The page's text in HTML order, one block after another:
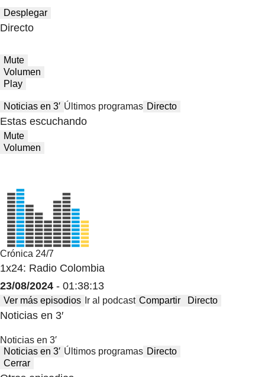
Desplegar
Directo
Mute
Volumen
Play
Noticias en 3′ Últimos programas Directo
Estas escuchando
Mute
Volumen
Crónica 24/7
1x24: Radio Colombia
23/08/2024 - 01:38:13
Ver más episodios Ir al podcast Compartir Directo
Noticias en 3′
Noticias en 3′
Noticias en 3′ Últimos programas Directo
Cerrar